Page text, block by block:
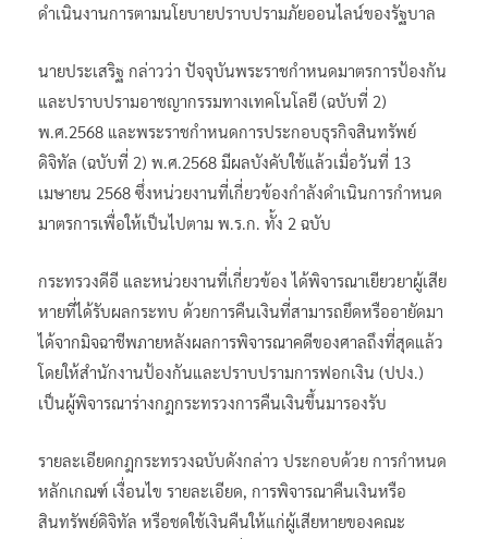
ดำเนินงานการตามนโยบายปราบปรามภัยออนไลน์ของรัฐบาล
นายประเสริฐ กล่าวว่า ปัจจุบันพระราชกำหนดมาตรการป้องกัน
และปราบปรามอาชญากรรมทางเทคโนโลยี (ฉบับที่ 2)
พ.ศ.2568 และพระราชกำหนดการประกอบธุรกิจสินทรัพย์
ดิจิทัล (ฉบับที่ 2) พ.ศ.2568 มีผลบังคับใช้แล้วเมื่อวันที่ 13
เมษายน 2568 ซึ่งหน่วยงานที่เกี่ยวข้องกำลังดำเนินการกำหนด
มาตรการเพื่อให้เป็นไปตาม พ.ร.ก. ทั้ง 2 ฉบับ
กระทรวงดีอี และหน่วยงานที่เกี่ยวข้อง ได้พิจารณาเยียวยาผู้เสีย
หายที่ได้รับผลกระทบ ด้วยการคืนเงินที่สามารถยึดหรืออายัดมา
ได้จากมิจฉาชีพภายหลังผลการพิจารณาคดีของศาลถึงที่สุดแล้ว
โดยให้สำนักงานป้องกันและปราบปรามการฟอกเงิน (ปปง.)
เป็นผู้พิจารณาร่างกฎกระทรวงการคืนเงินขึ้นมารองรับ
รายละเอียดกฎกระทรวงฉบับดังกล่าว ประกอบด้วย การกำหนด
หลักเกณฑ์ เงื่อนไข รายละเอียด, การพิจารณาคืนเงินหรือ
สินทรัพย์ดิจิทัล หรือชดใช้เงินคืนให้แก่ผู้เสียหายของคณะ